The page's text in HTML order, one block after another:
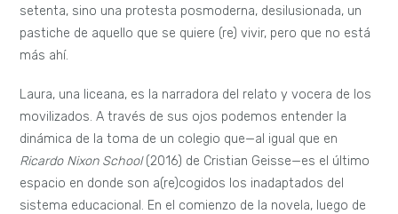
setenta, sino una protesta posmoderna, desilusionada, un
pastiche de aquello que se quiere (re) vivir, pero que no está
más ahí.
Laura, una liceana, es la narradora del relato y vocera de los
movilizados. A través de sus ojos podemos entender la
dinámica de la toma de un colegio que—al igual que en
Ricardo Nixon School(2016) de Cristian Geisse—es el último
espacio en donde son a(re)cogidos los inadaptados del
sistema educacional. En el comienzo de la novela, luego de